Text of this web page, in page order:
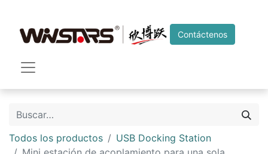
Contáctenos
Todos los productos
USB Docking Station